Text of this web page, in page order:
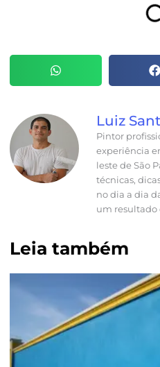
Luiz
Pintor
experiência
leste de São
técnicas,
no dia a dia
um resultado
Leia também